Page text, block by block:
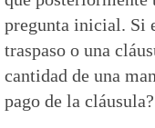
pregunta inicial. Si
traspaso o una
cantidad de una
pago de la